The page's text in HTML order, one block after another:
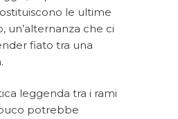
le ultime
un’alternanza che ci
fiato tra una
leggenda tra i rami
potrebbe